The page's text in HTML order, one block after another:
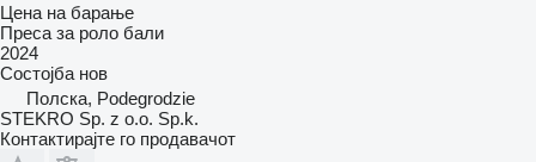
Цена на барање
Преса за роло бали
2024
Состојба нов
Полска, Podegrodzie
STEKRO Sp. z o.o. Sp.k.
Контактирајте го продавачот